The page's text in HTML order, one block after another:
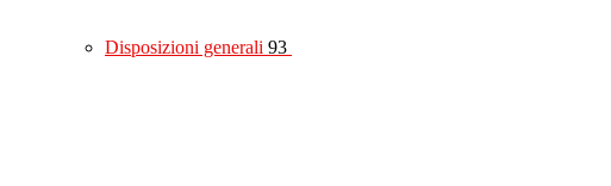
Disposizioni generali 93